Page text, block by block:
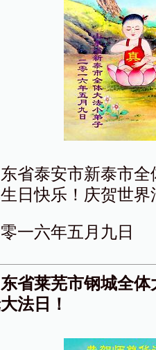
省泰安市新泰市
日快乐！庆贺世界
一六年五月九日
省莱芜市钢城全
法日！